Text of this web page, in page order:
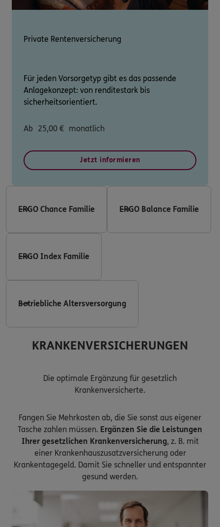
Private Rentenversicherung
Für jeden Vorsorgetyp gibt es das passende
Anlagekonzept: von renditestark bis
sicherheitsorientiert.
Ab 25,00 € monatlich
Jetzt informieren
ERGO Chance Familie ERGO Balance Familie
ERGO Index Familie
Betriebliche Altersversorgung
KRANKENVERSICHERUNGEN
Die optimale Ergänzung für gesetzlich
Krankenversicherte.
Fangen Sie Mehrkosten ab, die Sie sonst aus eigener
Tasche zahlen müssen. Ergänzen Sie die Leistungen
Ihrer gesetzlichen Krankenversicherung, z. B. mit
einer Krankenhauszusatzversicherung oder
Krankentagegeld. Damit Sie schneller und entspannter
gesund werden.